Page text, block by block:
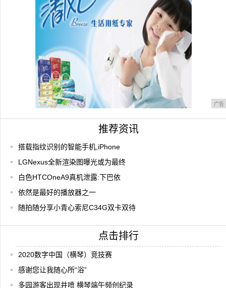
广告
推荐资讯
搭载指纹识别的智能手机,iPhone
LGNexus全新渲染图曝光或为最终
白色HTCOneA9真机泄露:下巴依
依然是最好的播放器之一
随拍随分享小青心索尼C34G双卡双待
点击排行
2020数字中国（横琴）竞技赛
感谢您让我随心所“浴”
多园游客出现井喷 横琴端午频创纪录